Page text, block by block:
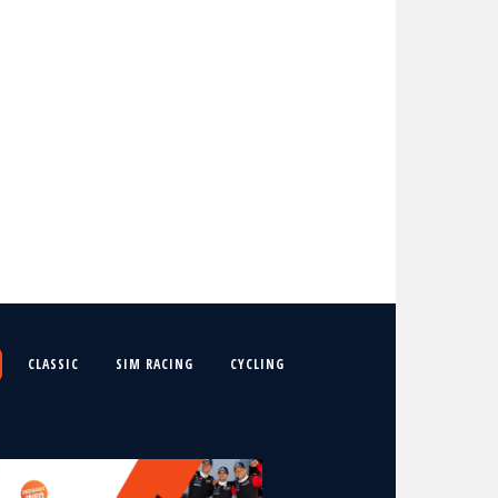
CLASSIC SIM RACING CYCLING